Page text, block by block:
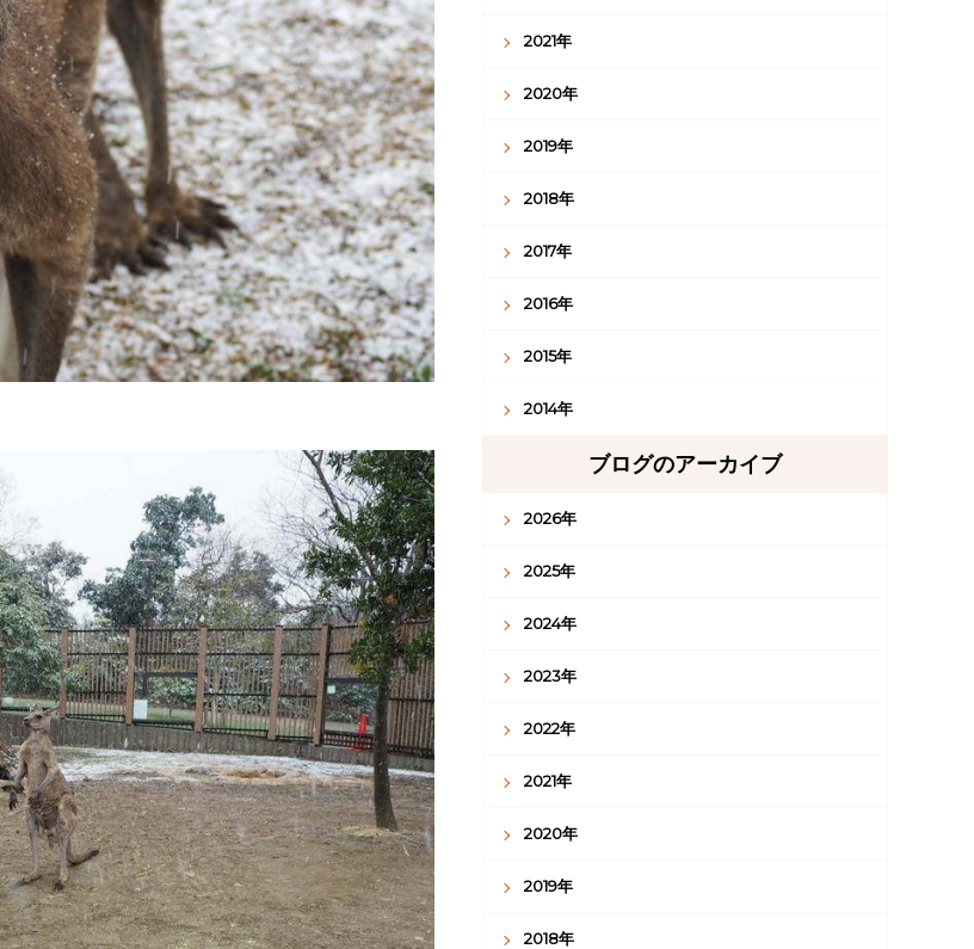
2021年
2020年
2019年
2018年
2017年
2016年
2015年
2014年
ブログのアーカイブ
2026年
2025年
2024年
2023年
2022年
2021年
2020年
2019年
2018年